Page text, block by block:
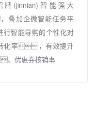
(jinnian)智能强大
加企微智能任务平
智能导购的个性化对
率，有效提升
优惠券核销率